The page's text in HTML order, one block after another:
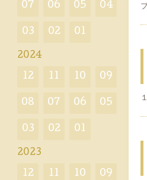
07 06 05 04
03 02 01
2024
12 11 10 09
08 07 06 05
03 02 01
2023
12 11 10 09